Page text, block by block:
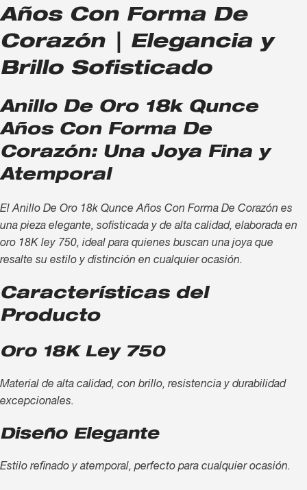
Años Con Forma De
Corazón | Elegancia y
Brillo Sofisticado
Anillo De Oro 18k Qunce
Años Con Forma De
Corazón: Una Joya Fina y
Atemporal
El Anillo De Oro 18k Qunce Años Con Forma De Corazón es
una pieza elegante, sofisticada y de alta calidad, elaborada en
oro 18K ley 750, ideal para quienes buscan una joya que
resalte su estilo y distinción en cualquier ocasión.
Características del
Producto
Oro 18K Ley 750
Material de alta calidad, con brillo, resistencia y durabilidad
excepcionales.
Diseño Elegante
Estilo refinado y atemporal, perfecto para cualquier ocasión.